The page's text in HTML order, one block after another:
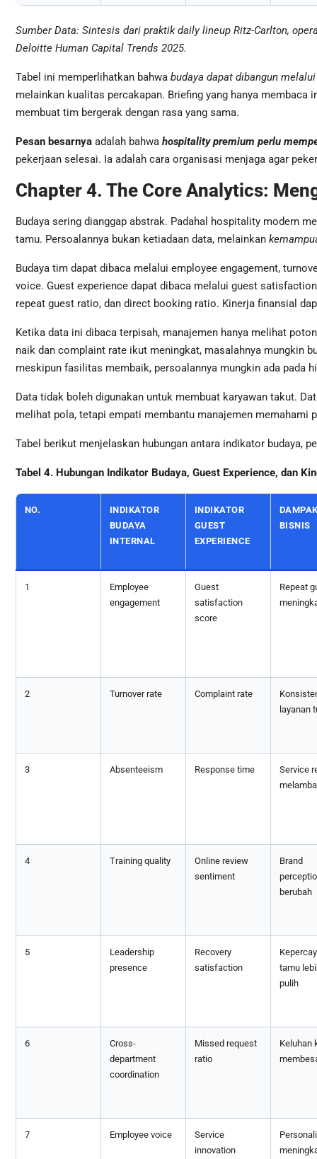
Sumber Data: Sintesis dari praktik daily lineup Ritz-Carlton,
Deloitte Human Capital Trends 2025.
Tabel ini memperlihatkan bahwa budaya dapat dibangun
melainkan kualitas percakapan. Briefing yang hanya membaca
membuat tim bergerak dengan rasa yang sama.
Pesan besarnyaadalah bahwa hospitality premium perlu
pekerjaan selesai. Ia adalah cara organisasi menjaga agar
Chapter 4. The Core Analytics:
Budaya sering dianggap abstrak. Padahal hospitality modern
tamu. Persoalannya bukan ketiadaan data, melainkan
Budaya tim dapat dibaca melalui employee engagement,
voice. Guest experience dapat dibaca melalui guest
repeat guest ratio, dan direct booking ratio. Kinerja finansial
Ketika data ini dibaca terpisah, manajemen hanya melihat
naik dan complaint rate ikut meningkat, masalahnya mungkin
meskipun fasilitas membaik, persoalannya mungkin ada pada
Data tidak boleh digunakan untuk membuat karyawan takut.
melihat pola, tetapi empati membantu manajemen memahami
Tabel berikut menjelaskan hubungan antara indikator budaya,
Tabel 4. Hubungan Indikator Budaya, Guest Experience, dan
NO.
INDIKATOR
BUDAYA
INTERNAL
INDIKATOR
GUEST
EXPERIENCE
BISNIS
1
Employee
engagement
Guest
satisfaction
score
Repeat
2 Turnover rate Complaint rate
layanan
3 Absenteeism Response time
Service
4 Training quality
Online review
sentiment
Brand
berubah
5
Leadership
presence
Recovery
satisfaction
tamu
pulih
6
Cross-
department
coordination
Missed request
ratio
Keluhan
7 Employee voice
Service
innovation